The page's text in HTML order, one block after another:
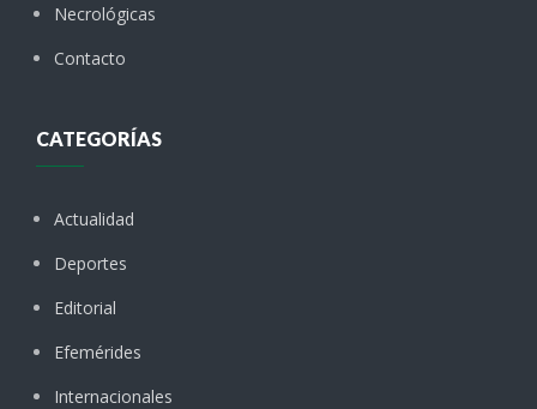
Necrológicas
Contacto
CATEGORÍAS
Actualidad
Deportes
Editorial
Efemérides
Internacionales